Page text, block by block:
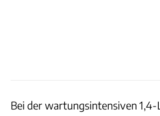
Bei der wartungsintensiven